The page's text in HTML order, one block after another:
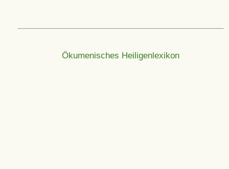
Ökumenisches Heiligenlexikon